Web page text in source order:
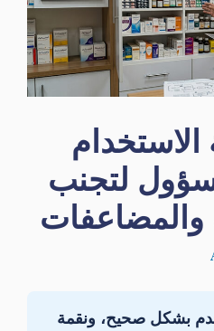
الاستخدام
لتجنب
والمضاعفات
بشكل صحيح، ونقمة